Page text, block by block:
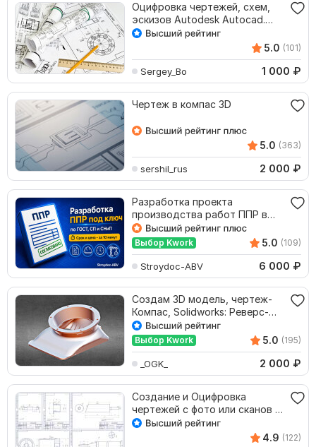
Оцифровка чертежей, схем,
эскизов Autodesk Autocad.
Автокад. DWG, DXF
5.0 (101)
Sergey_Bo 1 000 ₽
Чертеж в компас 3D
5.0 (363)
sershil_rus 2 000 ₽
Разработка проекта
производства работ ППР в
строительстве
Выбор Kwork 5.0 (109)
Stroydoc-ABV 6 000 ₽
Создам 3D модель, чертеж-
Компас, Solidworks: Реверс-
инжиниринг
Выбор Kwork 5.0 (195)
_OGK_ 2 000 ₽
Создание и Оцифровка
чертежей с фото или сканов в
Компасе
4.9 (122)